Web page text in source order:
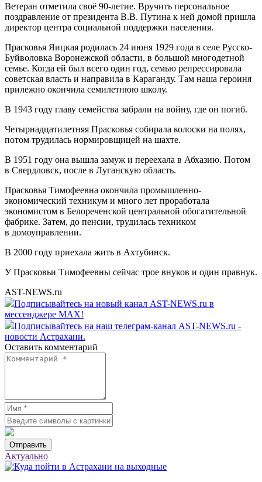
Ветеран отметила своё 90-летие. Вручить персональное
поздравление от президента В.В. Путина к ней домой пришла
директор центра социальной поддержки населения.
Прасковья Яицкая родилась 24 июня 1929 года в селе Русско-
Буйволовка Воронежской области, в большой многодетной
семье. Когда ей был всего один год, семью репрессировала
советская власть и направила в Караганду. Там наша героиня
прилежно окончила семилетнюю школу.
В 1943 году главу семейства забрали на войну, где он погиб.
Четырнадцатилетняя Прасковья собирала колоски на полях,
потом трудилась нормировщицей на шахте.
В 1951 году она вышла замуж и переехала в Абхазию. Потом
в Свердловск, после в Луганскую область.
Прасковья Тимофеевна окончила промышленно-
экономический техникум и много лет проработала
экономистом в Белореченской центральной обогатительной
фабрике. Затем, до пенсии, трудилась техником
в домоуправлении.
В 2000 году приехала жить в Ахтубинск.
У Прасковьи Тимофеевны сейчас трое внуков и один правнук.
AST-NEWS.ru
Подписывайтесь на новый канал AST-NEWS.ru в
мессенджере MAX!
Подписывайтесь на наш телеграм-канал AST-NEWS.ru -
новости Астрахани.
Оставить комментарий
Отправить
Актуально